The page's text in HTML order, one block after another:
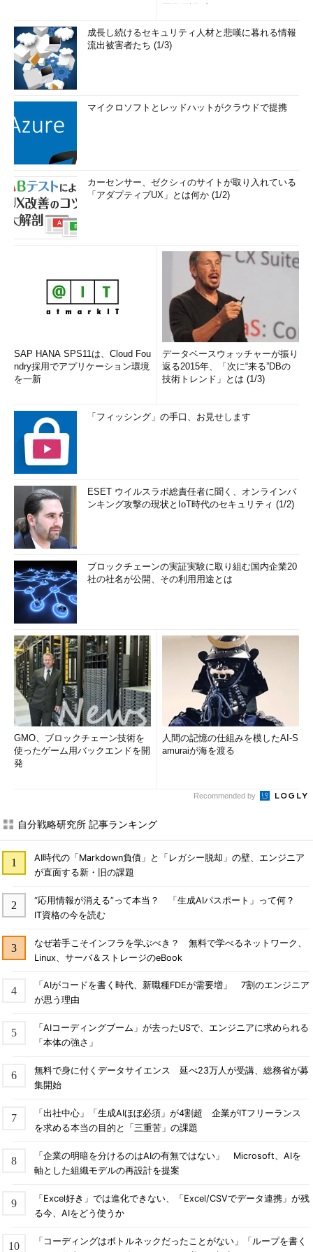
成長し続けるセキュリティ人材と悲嘆に暮れる情報
流出被害者たち (1/3)
マイクロソフトとレッドハットがクラウドで提携
カーセンサー、ゼクシィのサイトが取り入れている
「アダプティブUX」とは何か (1/2)
SAP HANA SPS11は、Cloud Fou
ndry採用でアプリケーション環境
を一新
データベースウォッチャーが振り
返る2015年、「次に“来る”DBの
技術トレンド」とは (1/3)
「フィッシング」の手口、お見せします
ESET ウイルスラボ総責任者に聞く、オンラインバ
ンキング攻撃の現状とIoT時代のセキュリティ (1/2)
ブロックチェーンの実証実験に取り組む国内企業20
社の社名が公開、その利用用途とは
GMO、ブロックチェーン技術を
使ったゲーム用バックエンドを開
発
人間の記憶の仕組みを模したAI-S
amuraiが海を渡る
Recommended by
自分戦略研究所 記事ランキング
AI時代の「Markdown負債」と「レガシー脱却」の壁、エンジニア
が直面する新・旧の課題
“応用情報が消える”って本当？ 「生成AIパスポート」って何？
IT資格の今を読む
なぜ若手こそインフラを学ぶべき？ 無料で学べるネットワーク、
Linux、サーバ＆ストレージのeBook
「AIがコードを書く時代、新職種FDEが需要増」 7割のエンジニア
が思う理由
「AIコーディングブーム」が去ったUSで、エンジニアに求められる
「本体の強さ」
無料で身に付くデータサイエンス 延べ23万人が受講、総務省が募
集開始
「出社中心」「生成AIほぼ必須」が4割超 企業がITフリーランス
を求める本当の目的と「三重苦」の課題
「企業の明暗を分けるのはAIの有無ではない」 Microsoft、AIを
軸とした組織モデルの再設計を提案
「Excel好き」では進化できない、「Excel/CSVでデータ連携」が残
る今、AIをどう使うか
「コーディングはボトルネックだったことがない」「ループを書く